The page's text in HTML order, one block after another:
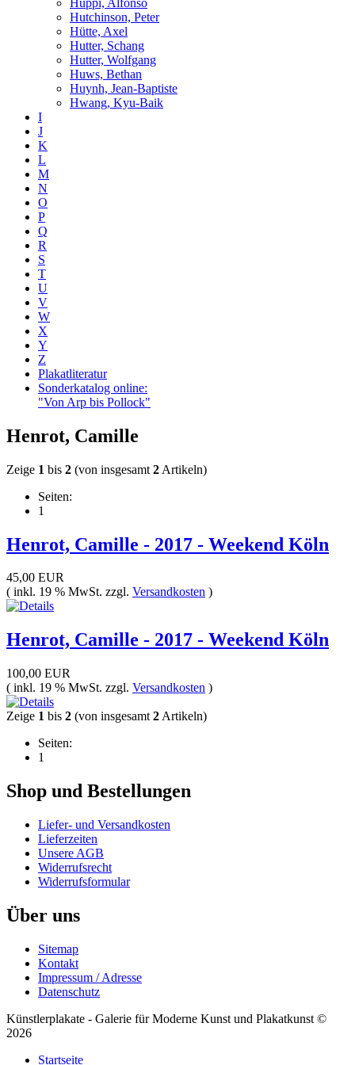
Hutchinson, Peter
Hütte, Axel
Hutter, Schang
Hutter, Wolfgang
Huws, Bethan
Huynh, Jean-Baptiste
Hwang, Kyu-Baik
I
J
K
L
M
N
O
P
Q
R
S
T
U
V
W
X
Y
Z
Plakatliteratur
Sonderkatalog online:
"Von Arp bis Pollock"
Henrot, Camille
Zeige 1 bis 2 (von insgesamt 2 Artikeln)
Seiten:
1
Henrot, Camille - 2017 - Weekend Köln
45,00 EUR
( inkl. 19 % MwSt. zzgl. Versandkosten )
Henrot, Camille - 2017 - Weekend Köln
100,00 EUR
( inkl. 19 % MwSt. zzgl. Versandkosten )
Zeige 1 bis 2 (von insgesamt 2 Artikeln)
Seiten:
1
Shop und Bestellungen
Liefer- und Versandkosten
Lieferzeiten
Unsere AGB
Widerrufsrecht
Widerrufsformular
Über uns
Sitemap
Kontakt
Impressum / Adresse
Datenschutz
Künstlerplakate - Galerie für Moderne Kunst und Plakatkunst ©
2026
Startseite